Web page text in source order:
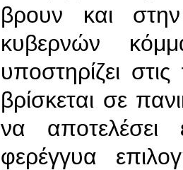
βρουν και
κυβερνών
υποστηρίζει
βρίσκεται σε
να αποτελέσει
φερέγγυα